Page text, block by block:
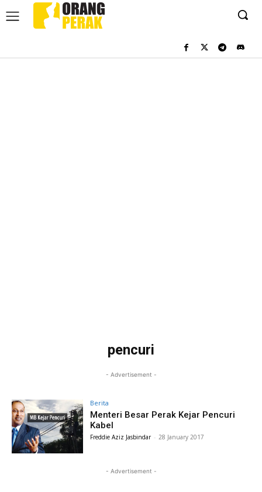
pencuri
- Advertisement -
Berita
Menteri Besar Perak Kejar Pencuri
Kabel
Freddie Aziz Jasbindar - 28 January 2017
- Advertisement -